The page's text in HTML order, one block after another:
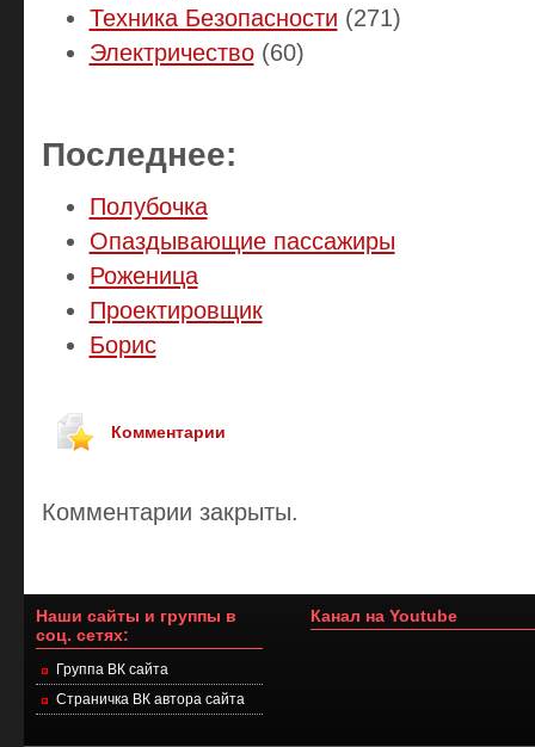
Техника Безопасности (271)
Электричество(60)
Последнее:
Полубочка
Опаздывающие пассажиры
Роженица
Проектировщик
Борис
Комментарии
Комментарии закрыты.
Наши сайты и группы в
соц. сетях:
Группа ВК сайта
Страничка ВК автора сайта
Канал на Youtube